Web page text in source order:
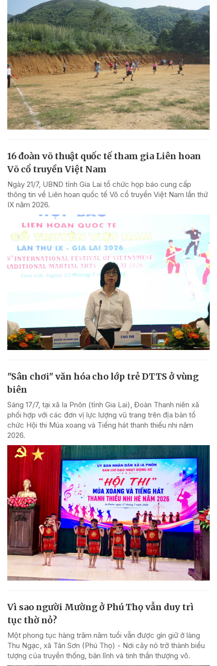
16 đoàn võ thuật quốc tế tham gia Liên hoan
Võ cổ truyền Việt Nam
Ngày 21/7, UBND tỉnh Gia Lai tổ chức họp báo cung cấp
thông tin về Liên hoan quốc tế Võ cổ truyền Việt Nam lần thứ
IX năm 2026.
"Sân chơi" văn hóa cho lớp trẻ DTTS ở vùng
biên
Sáng 17/7, tại xã Ia Pnôn (tỉnh Gia Lai), Đoàn Thanh niên xã
phối hợp với các đơn vị lực lượng vũ trang trên địa bàn tổ
chức Hội thi Múa xoang và Tiếng hát thanh thiếu nhi năm
2026.
Vì sao người Mường ở Phú Thọ vẫn duy trì
tục thờ nỏ?
Một phong tục hàng trăm năm tuổi vẫn được gìn giữ ở làng
Thu Ngạc, xã Tân Sơn (Phú Thọ) - Nơi cây nỏ trở thành biểu
tượng của truyền thống, bản lĩnh và tinh thần thượng võ.